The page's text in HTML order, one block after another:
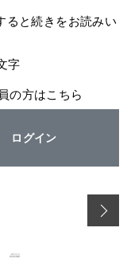
ると続きをお読みい
字
の方はこちら
ログイン